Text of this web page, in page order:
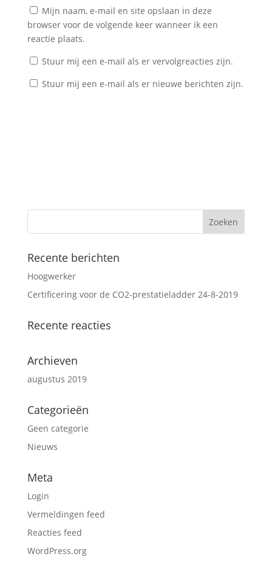
Mijn naam, e-mail en site opslaan in deze
browser voor de volgende keer wanneer ik een
reactie plaats.
Stuur mij een e-mail als er vervolgreacties zijn.
Stuur mij een e-mail als er nieuwe berichten zijn.
Recente berichten
Hoogwerker
Certificering voor de CO2-prestatieladder 24-8-2019
Recente reacties
Archieven
augustus 2019
Categorieën
Geen categorie
Nieuws
Meta
Login
Vermeldingen feed
Reacties feed
WordPress.org